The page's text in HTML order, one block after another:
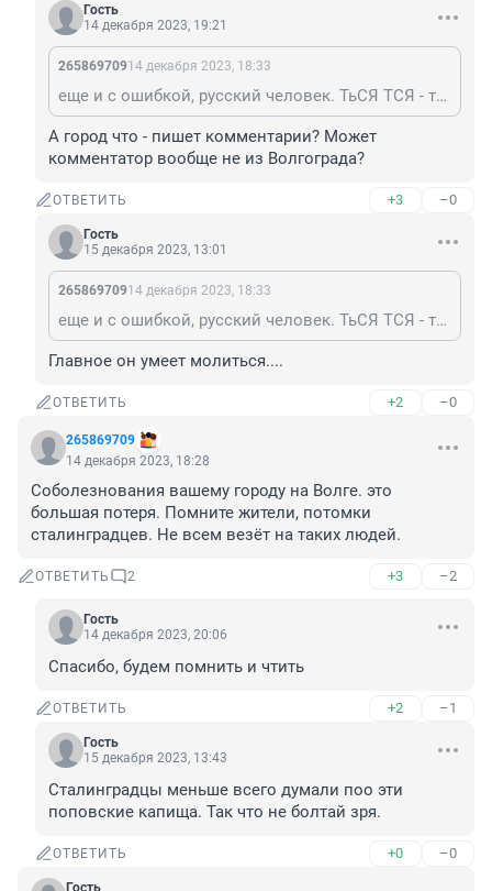
Гость
14 декабря 2023, 19:21
26586970914 декабря 2023, 18:33
еще и с ошибкой, русский человек. ТьСЯ ТСЯ - трудно запомнить? ВСё-таки город безграмотный.
А город что - пишет комментарии? Может
комментатор вообще не из Волгограда?
ОТВЕТИТЬ +3 –0
Гость
15 декабря 2023, 13:01
26586970914 декабря 2023, 18:33
еще и с ошибкой, русский человек. ТьСЯ ТСЯ - трудно запомнить? ВСё-таки город безграмотный.
Главное он умеет молиться....
ОТВЕТИТЬ +2 –0
265869709
14 декабря 2023, 18:28
Соболезнования вашему городу на Волге. это
большая потеря. Помните жители, потомки
сталинградцев. Не всем везёт на таких людей.
ОТВЕТИТЬ 2 +3 –2
Гость
14 декабря 2023, 20:06
Спасибо, будем помнить и чтить
ОТВЕТИТЬ +2 –1
Гость
15 декабря 2023, 13:43
Сталинградцы меньше всего думали поо эти
поповские капища. Так что не болтай зря.
ОТВЕТИТЬ +0 –0
Гость